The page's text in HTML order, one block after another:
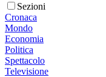
Sezioni
Cronaca
Mondo
Economia
Politica
Spettacolo
Televisione